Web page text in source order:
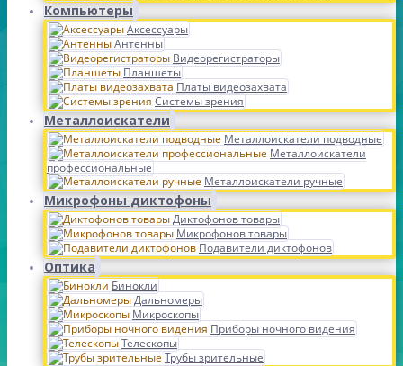
Компьютеры
Аксессуары
Антенны
Видеорегистраторы
Планшеты
Платы видеозахвата
Системы зрения
Металлоискатели
Металлоискатели подводные
Металлоискатели
профессиональные
Металлоискатели ручные
Микрофоны диктофоны
Диктофонов товары
Микрофонов товары
Подавители диктофонов
Оптика
Бинокли
Дальномеры
Микроскопы
Приборы ночного видения
Телескопы
Трубы зрительные